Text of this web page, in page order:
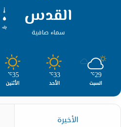
القدس
سماء صافية
29
℃
السبت
33
℃
الأحد
35
℃
الأثنين
الأخيرة